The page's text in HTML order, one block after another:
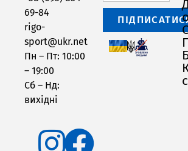
69-84
rigo-
sport@ukr.net
Пн – Пт: 10:00
– 19:00
Сб – Нд:
вихідні